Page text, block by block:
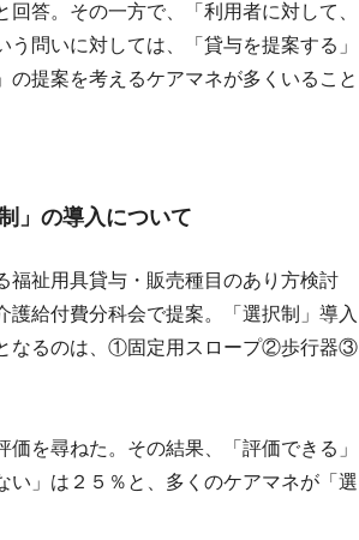
答。その一方で、「利用者に対して、
問いに対しては、「貸与を提案する」
提案を考えるケアマネが多くいること
」の導入について
祉用具貸与・販売種目のあり方検討
給付費分科会で提案。「選択制」導入
なるのは、①固定用スロープ②歩行器③
を尋ねた。その結果、「評価できる」
い」は２５％と、多くのケアマネが「選